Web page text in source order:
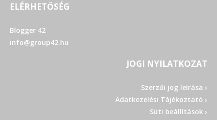
ELÉRHETŐSÉG
Blogger 42
info@group42.hu
JOGI NYILATKOZAT
Szerzői jog leírása ›
Adatkezelési Tájékoztató ›
Süti beállítások ›